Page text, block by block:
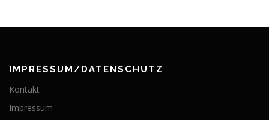
IMPRESSUM/DATENSCHUTZ
Kontakt
Impressum